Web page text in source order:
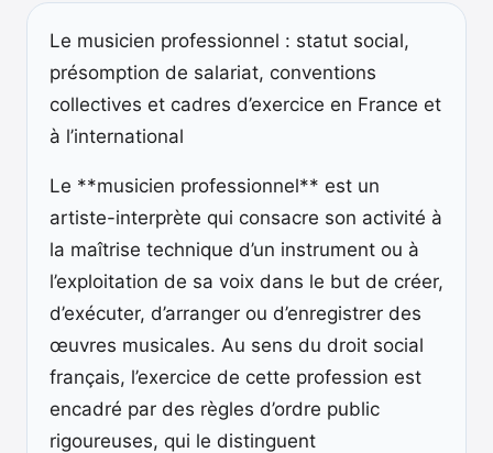
Le musicien professionnel : statut social,
présomption de salariat, conventions
collectives et cadres d’exercice en France et
à l’international
Le **musicien professionnel** est un
artiste-interprète qui consacre son activité à
la maîtrise technique d’un instrument ou à
l’exploitation de sa voix dans le but de créer,
d’exécuter, d’arranger ou d’enregistrer des
œuvres musicales. Au sens du droit social
français, l’exercice de cette profession est
encadré par des règles d’ordre public
rigoureuses, qui le distinguent